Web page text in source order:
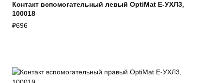
Контакт вспомогательный левый OptiMat E-УХЛ3,
100018
₽696